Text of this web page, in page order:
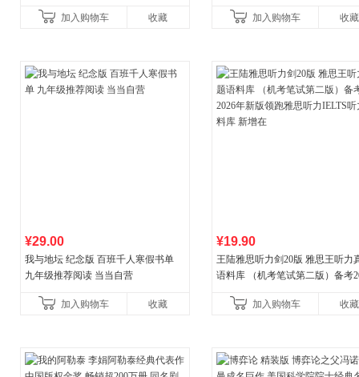
加入购物车 收藏 加入购物车 收藏
¥29.00
我与地坛 纪念版 百班千人寒假书单
九年级推荐阅读 当当自营
加入购物车 收藏
¥19.90
王陆雅思听力剑20版 雅思王听力
语料库 （机考笔试第二版）备考
新增在
加入购物车 收藏